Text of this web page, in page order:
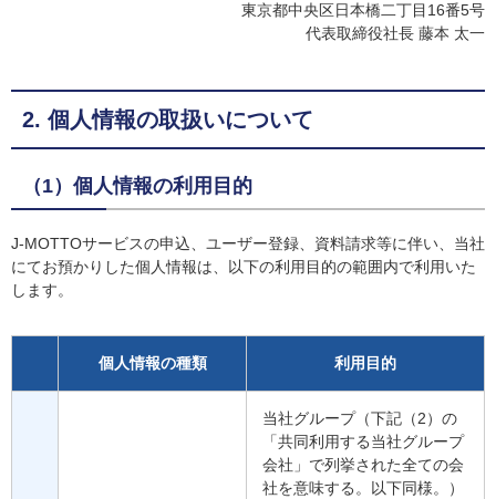
東京都中央区日本橋二丁目16番5号
代表取締役社長 藤本 太一
2. 個人情報の取扱いについて
（1）個人情報の利用目的
J-MOTTOサービスの申込、ユーザー登録、資料請求等に伴い、当社
にてお預かりした個人情報は、以下の利用目的の範囲内で利用いた
します。
個人情報の種類 利用目的
当社グループ（下記（2）の
「共同利用する当社グループ
会社」で列挙された全ての会
社を意味する。以下同様。）